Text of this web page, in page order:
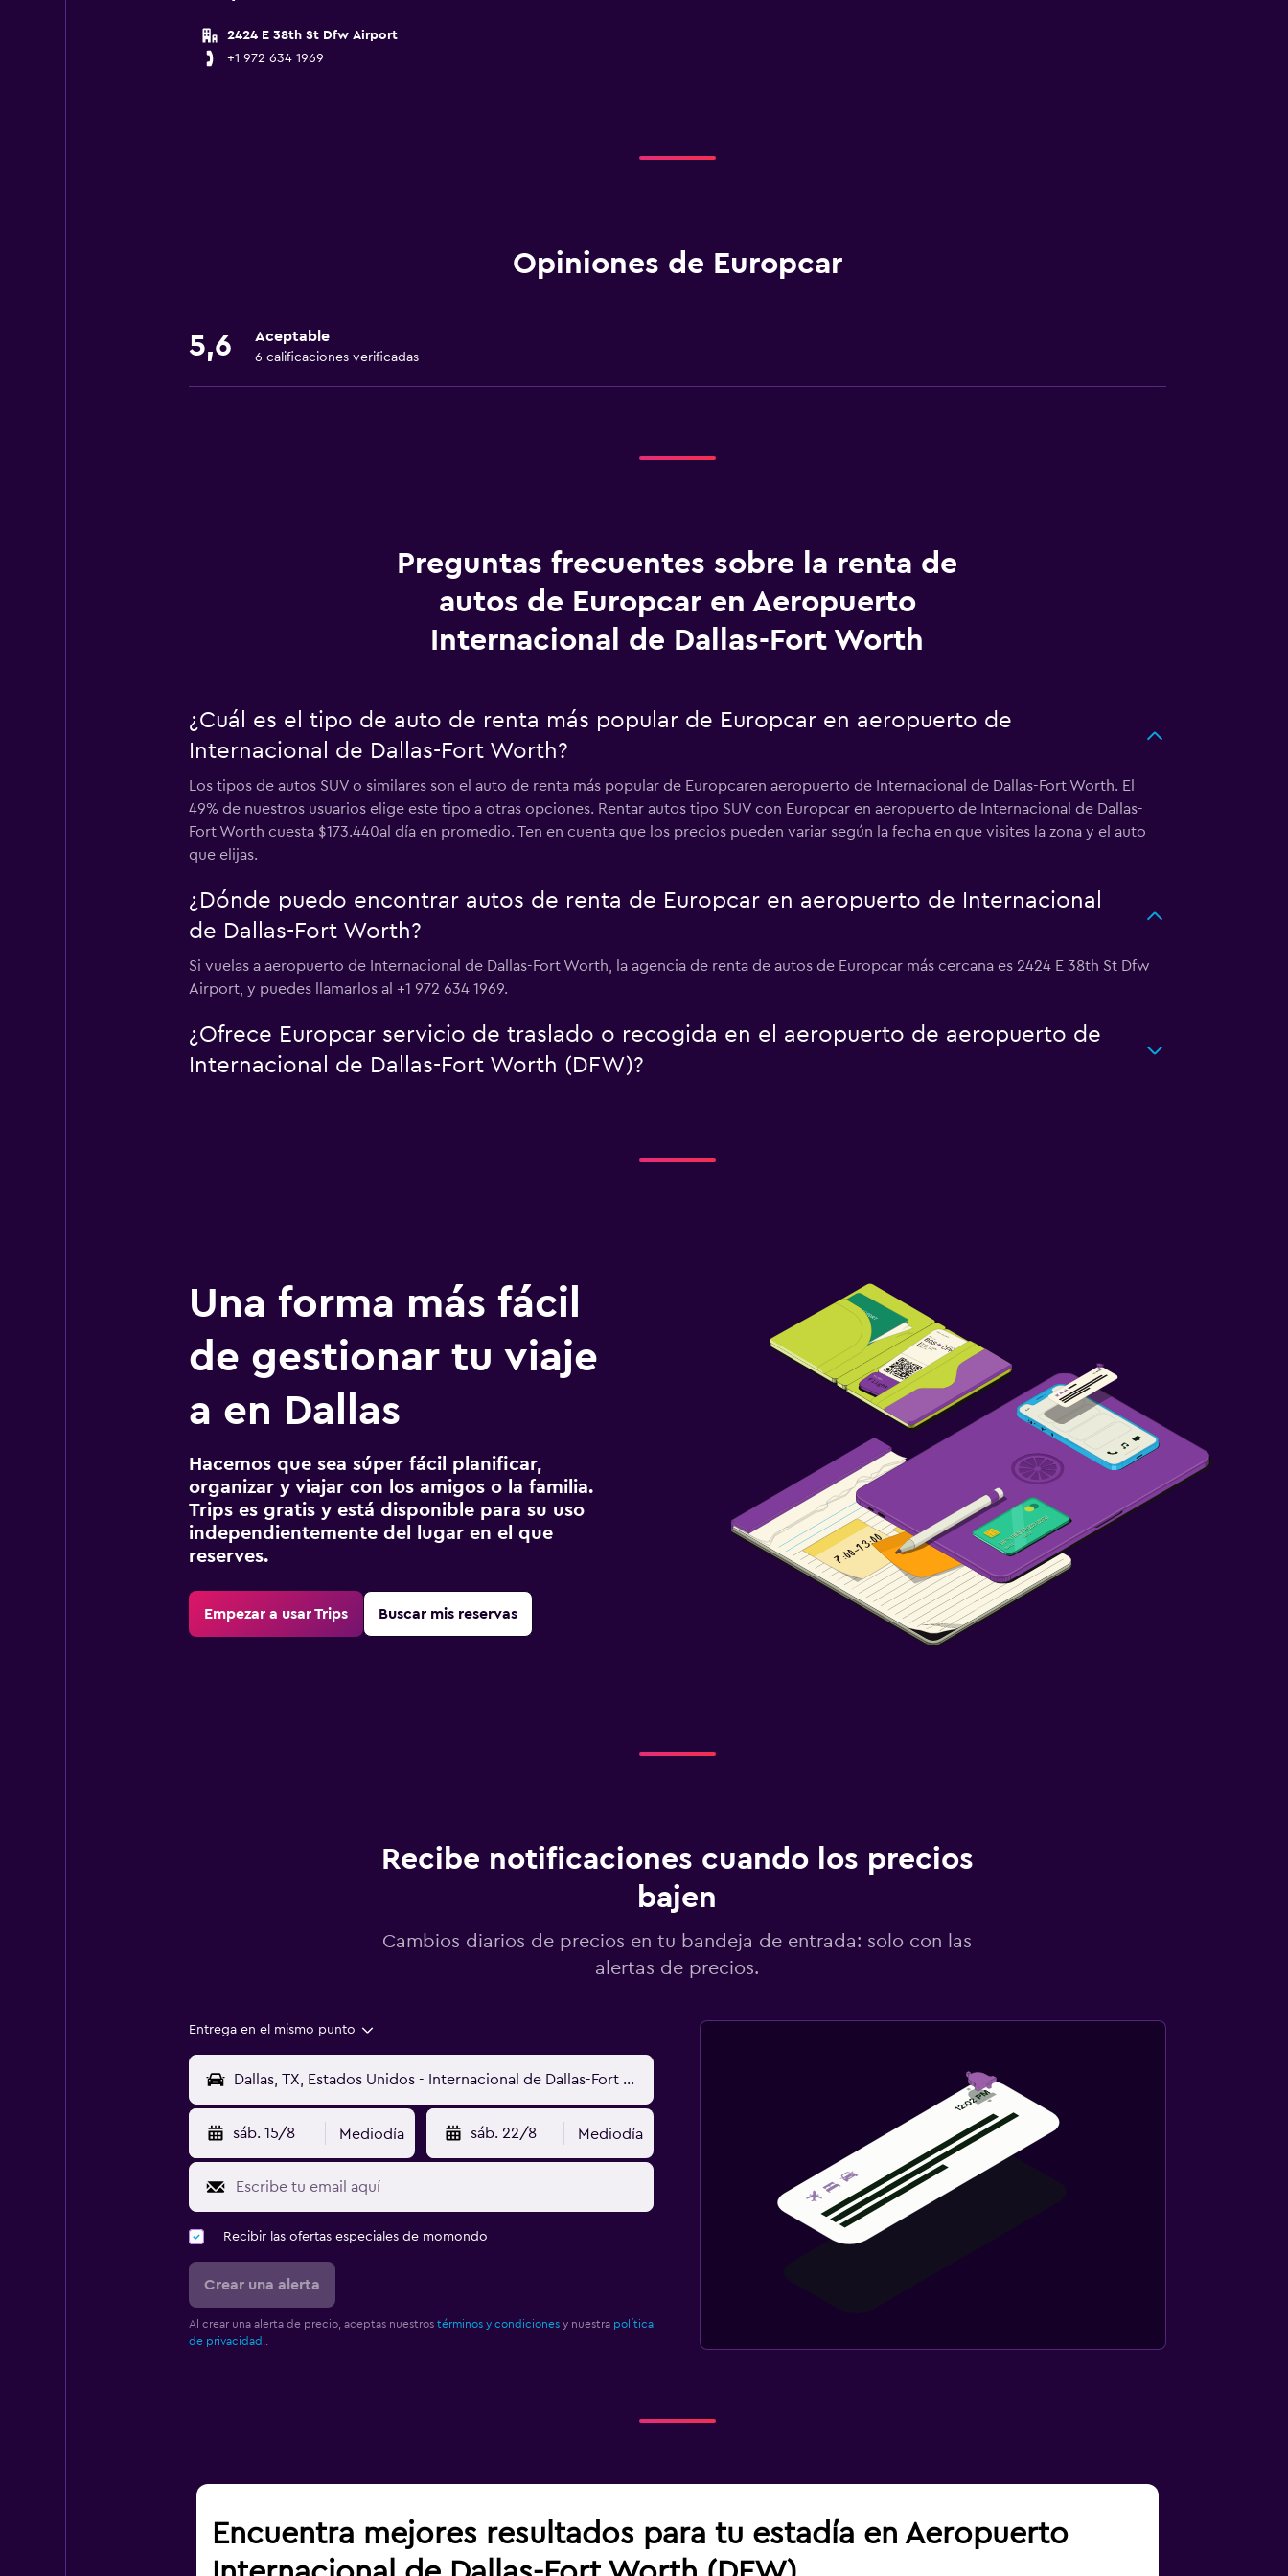
2424 E 38th St Dfw Airport
+1 972 634 1969
Opiniones de Europcar
5,6 Aceptable
6 calificaciones verificadas
Preguntas frecuentes sobre la renta de
autos de Europcar en Aeropuerto
Internacional de Dallas-Fort Worth
¿Cuál es el tipo de auto de renta más popular de Europcar en aeropuerto de
Internacional de Dallas-Fort Worth?
Los tipos de autos SUV o similares son el auto de renta más popular de Europcaren aeropuerto de Internacional de Dallas-Fort Worth. El
49% de nuestros usuarios elige este tipo a otras opciones. Rentar autos tipo SUV con Europcar en aeropuerto de Internacional de Dallas-
Fort Worth cuesta $173.440al día en promedio. Ten en cuenta que los precios pueden variar según la fecha en que visites la zona y el auto
que elijas.
¿Dónde puedo encontrar autos de renta de Europcar en aeropuerto de Internacional
de Dallas-Fort Worth?
Si vuelas a aeropuerto de Internacional de Dallas-Fort Worth, la agencia de renta de autos de Europcar más cercana es 2424 E 38th St Dfw
Airport, y puedes llamarlos al +1 972 634 1969.
¿Ofrece Europcar servicio de traslado o recogida en el aeropuerto de aeropuerto de
Internacional de Dallas-Fort Worth (DFW)?
Una forma más fácil
de gestionar tu viaje
a en Dallas
Hacemos que sea súper fácil planificar,
organizar y viajar con los amigos o la familia.
Trips es gratis y está disponible para su uso
independientemente del lugar en el que
reserves.
Empezar a usar Trips Buscar mis reservas
Recibe notificaciones cuando los precios
bajen
Cambios diarios de precios en tu bandeja de entrada: solo con las
alertas de precios.
Entrega en el mismo punto
sáb. 15/8 Mediodía sáb. 22/8 Mediodía
Recibir las ofertas especiales de momondo
Crear una alerta
Al crear una alerta de precio, aceptas nuestros términos y condicionesy nuestra política
de privacidad.
Encuentra mejores resultados para tu estadía en Aeropuerto